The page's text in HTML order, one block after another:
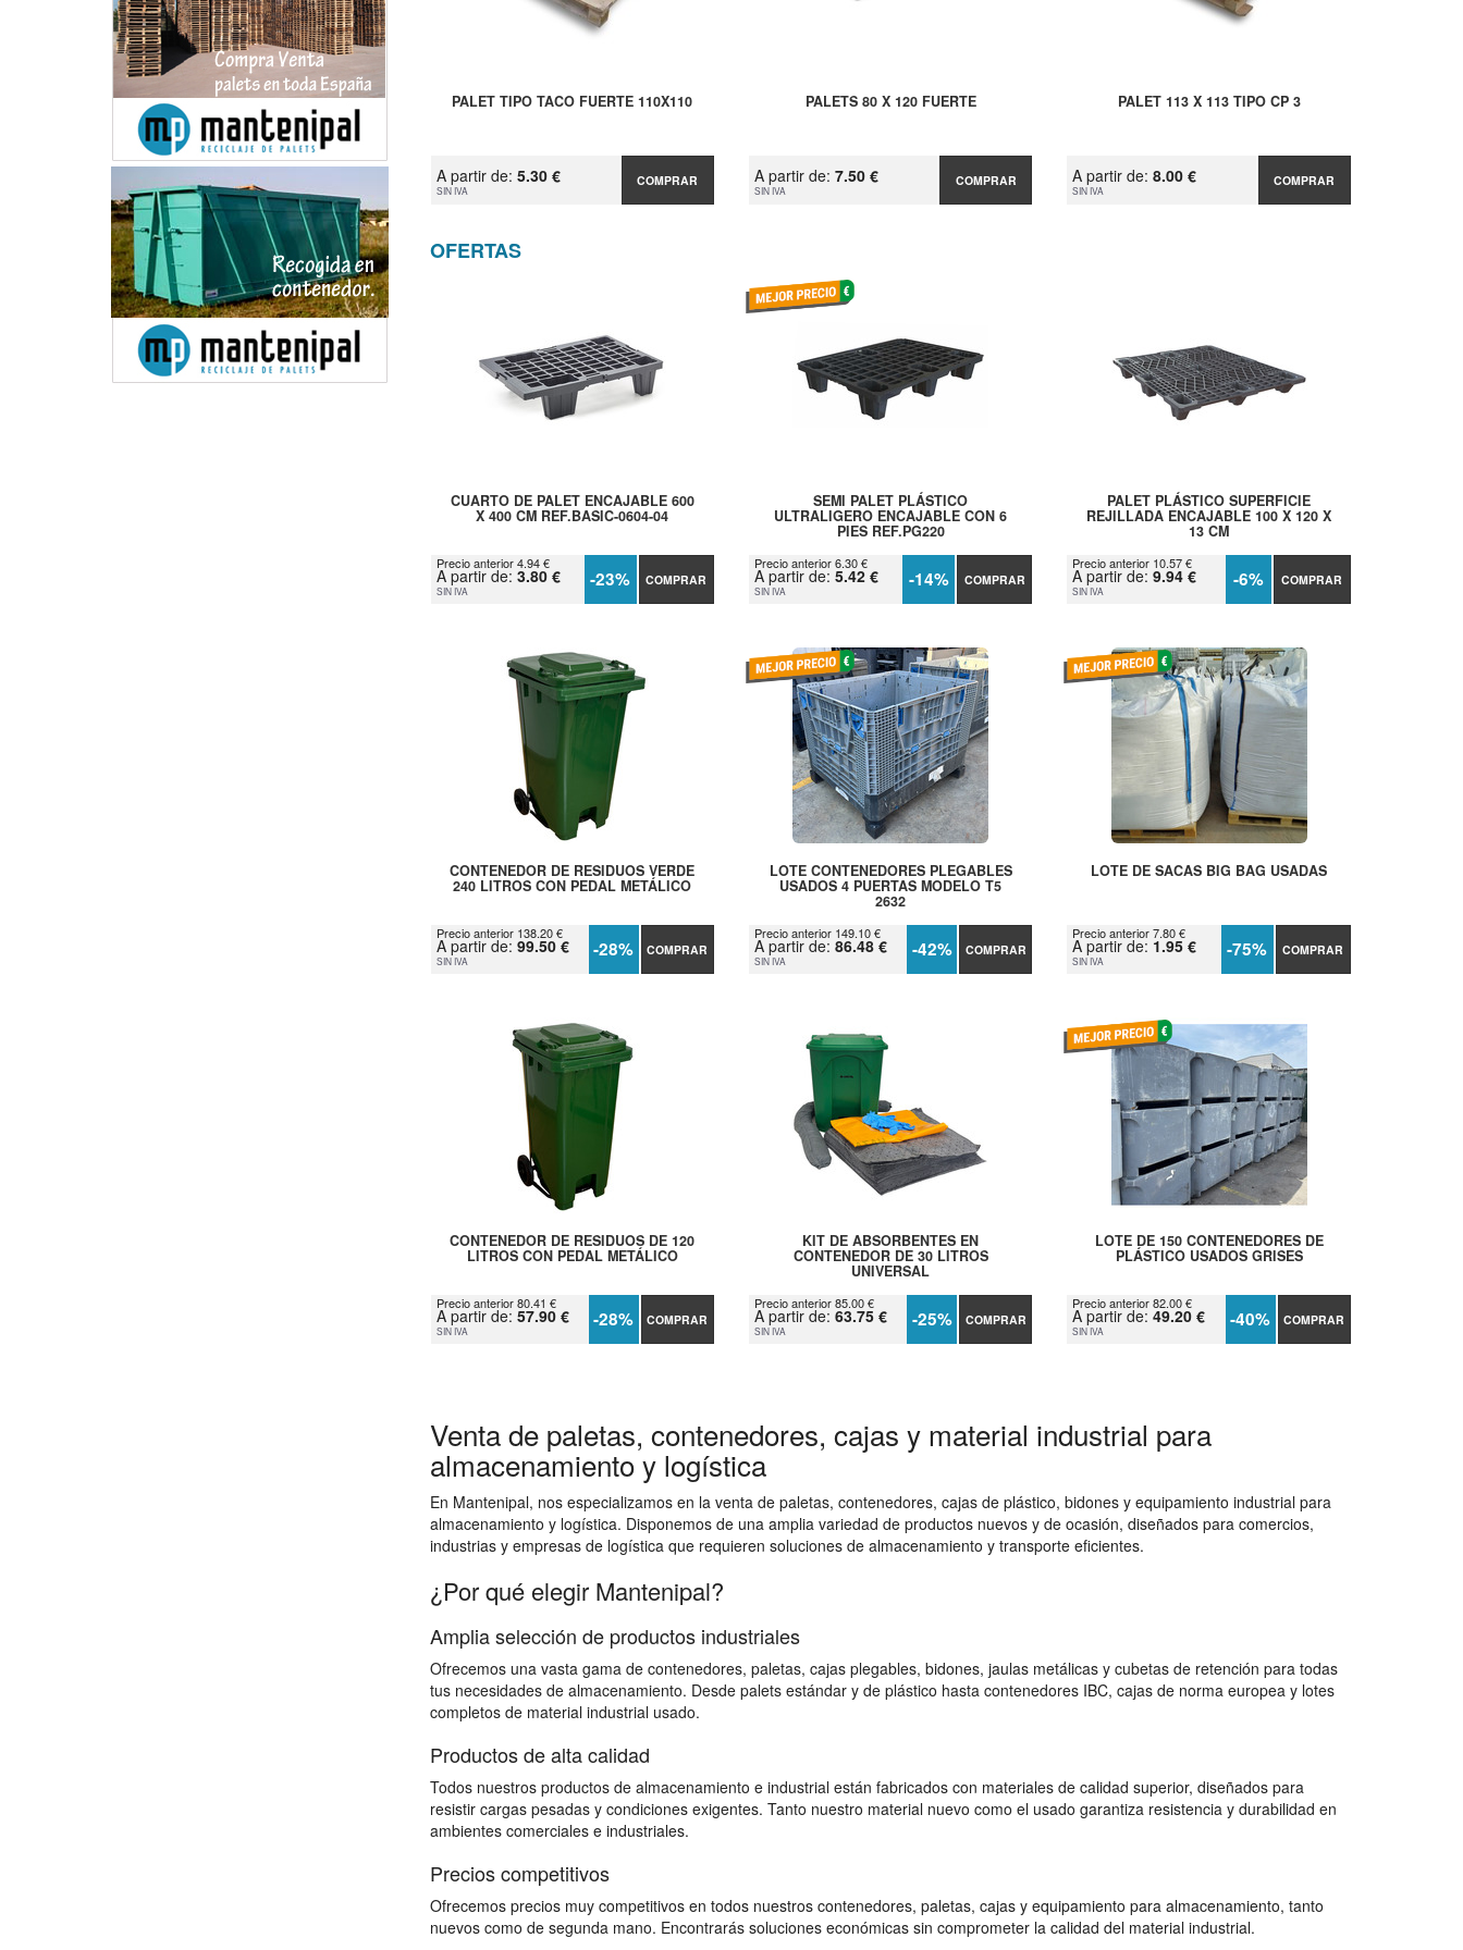
PALET TIPO TACO FUERTE 110X110
A partir de: 5.30 €
SIN IVA
COMPRAR
PALETS 80 X 120 FUERTE
A partir de: 7.50 €
SIN IVA
COMPRAR
PALET 113 X 113 TIPO CP 3
A partir de:8.00 €
SIN IVA
COMPRAR
OFERTAS
CUARTO DE PALET ENCAJABLE 600
X 400 CM REF.BASIC-0604-04
Precio anterior 4.94 €
A partir de: 3.80 €
SIN IVA -23% COMPRAR
SEMI PALET PLÁSTICO
ULTRALIGERO ENCAJABLE CON 6
PIES REF.PG220
Precio anterior 6.30 €
A partir de: 5.42 €
SIN IVA -14% COMPRAR
PALET PLÁSTICO SUPERFICIE
REJILLADA ENCAJABLE 100 X 120 X
13 CM
Precio anterior 10.57 €
A partir de:9.94 €
SIN IVA -6% COMPRAR
CONTENEDOR DE RESIDUOS VERDE
240 LITROS CON PEDAL METÁLICO
Precio anterior 138.20 €
A partir de: 99.50 €
SIN IVA -28% COMPRAR
LOTE CONTENEDORES PLEGABLES
USADOS 4 PUERTAS MODELO T5
2632
Precio anterior 149.10 €
A partir de: 86.48 €
SIN IVA -42% COMPRAR
LOTE DE SACAS BIG BAG USADAS
Precio anterior 7.80 €
A partir de: 1.95 €
SIN IVA -75% COMPRAR
CONTENEDOR DE RESIDUOS DE 120
LITROS CON PEDAL METÁLICO
Precio anterior 80.41 €
A partir de: 57.90 €
SIN IVA -28% COMPRAR
KIT DE ABSORBENTES EN
CONTENEDOR DE 30 LITROS
UNIVERSAL
Precio anterior 85.00 €
A partir de: 63.75 €
SIN IVA -25% COMPRAR
LOTE DE 150 CONTENEDORES DE
PLÁSTICO USADOS GRISES
Precio anterior 82.00 €
A partir de:49.20 €
SIN IVA -40% COMPRAR
Venta de paletas, contenedores, cajas y material industrial para
almacenamiento y logística
En Mantenipal, nos especializamos en la venta de paletas, contenedores, cajas de plástico, bidones y equipamiento industrial para
almacenamiento y logística. Disponemos de una amplia variedad de productos nuevos y de ocasión, diseñados para comercios,
industrias y empresas de logística que requieren soluciones de almacenamiento y transporte eficientes.
¿Por qué elegir Mantenipal?
Amplia selección de productos industriales
Ofrecemos una vasta gama de contenedores, paletas, cajas plegables, bidones, jaulas metálicas y cubetas de retención para todas
tus necesidades de almacenamiento. Desde palets estándar y de plástico hasta contenedores IBC, cajas de norma europea y lotes
completos de material industrial usado.
Productos de alta calidad
Todos nuestros productos de almacenamiento e industrial están fabricados con materiales de calidad superior, diseñados para
resistir cargas pesadas y condiciones exigentes. Tanto nuestro material nuevo como el usado garantiza resistencia y durabilidad en
ambientes comerciales e industriales.
Precios competitivos
Ofrecemos precios muy competitivos en todos nuestros contenedores, paletas, cajas y equipamiento para almacenamiento, tanto
nuevos como de segunda mano. Encontrarás soluciones económicas sin comprometer la calidad del material industrial.